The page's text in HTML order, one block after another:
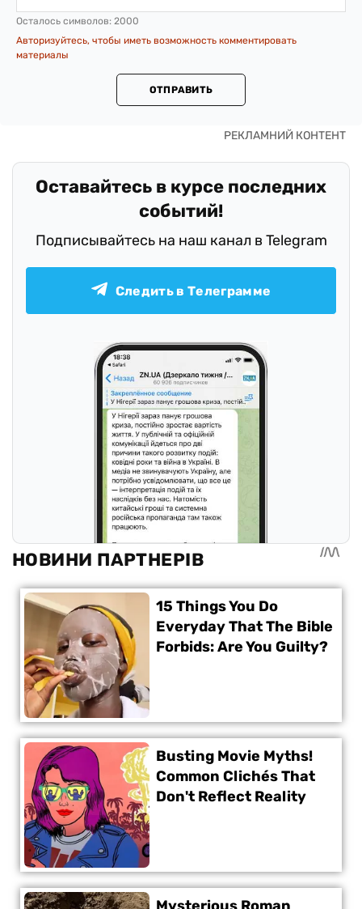
Осталось символов: 2000
Авторизуйтесь, чтобы иметь возможность комментировать
материалы
ОТПРАВИТЬ
Оставайтесь в курсе последних
событий!
Подписывайтесь на наш канал в Telegram
Следить в Телеграмме